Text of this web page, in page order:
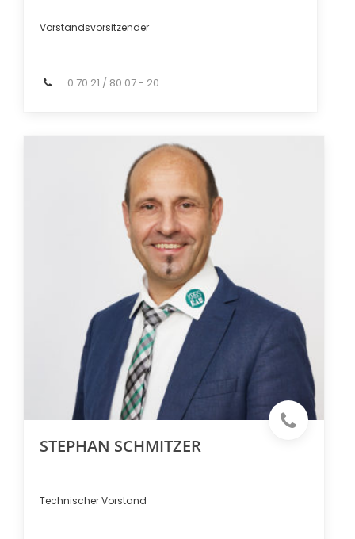
Vorstandsvorsitzender
0 70 21 / 80 07 - 20
STEPHAN SCHMITZER
Technischer Vorstand